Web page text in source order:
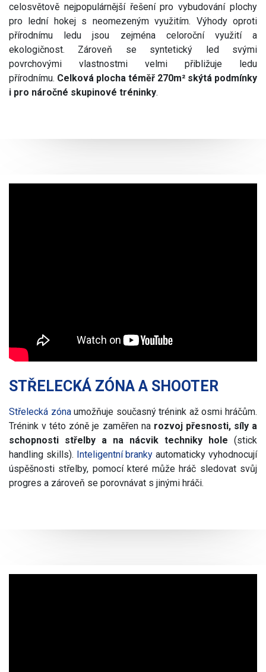
celosvětově nejpopulárnější řešení pro vybudování plochy
pro lední hokej s neomezeným využitím. Výhody oproti
přírodnímu ledu jsou zejména celoroční využití a
ekologičnost. Zároveň se syntetický led svými
povrchovými vlastnostmi velmi přibližuje ledu
přírodnímu. Celková plocha téměř 270m² skýtá podmínky
i pro náročné skupinové tréninky.
STŘELECKÁ ZÓNA A SHOOTER
Střelecká zónaumožňuje současný trénink až osmi hráčům.
Trénink v této zóně je zaměřen na rozvoj přesnosti, síly a
schopnosti střelby a na nácvik techniky hole (stick
handling skills). Inteligentní branky automaticky vyhodnocují
úspěšnosti střelby, pomocí které může hráč sledovat svůj
progres a zároveň se porovnávat s jinými hráči.